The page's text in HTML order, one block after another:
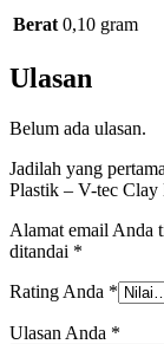
Berat 0,10 gram
Ulasan
Belum ada ulasan.
Jadilah yang
Plastik – V-tec
Alamat email Anda
ditandai *
Rating Anda *
Ulasan Anda *